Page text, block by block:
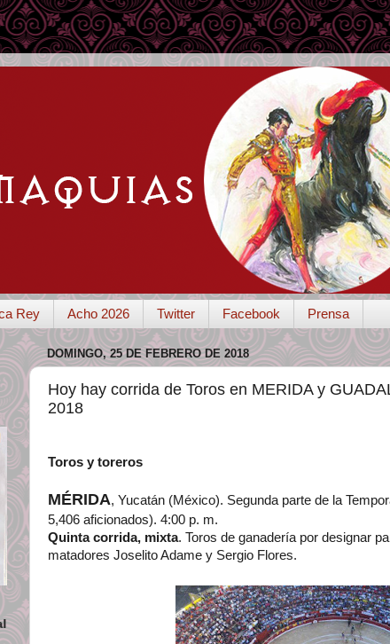
Rey Acho 2026 Twitter Facebook Prensa
DOMINGO, 25 DE FEBRERO DE 2018
Hoy hay corrida de Toros en MERIDA y
2018
Toros y toreros
MÉRIDA, Yucatán (México). Segunda parte de la
5,406 aficionados). 4:00 p. m.
Quinta corrida, mixta. Toros de ganadería por designar
matadores Joselito Adame y Sergio Flores.
y enlace su origen.